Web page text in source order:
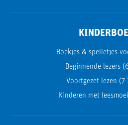
Boekjes & spelletjes
Beginnende lezers
Voortgezet lezen (7-
Kinderen met